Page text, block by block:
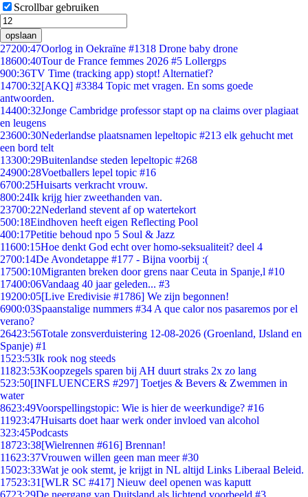
Scrollbar gebruiken
opslaan
27200:47Oorlog in Oekraïne #1318 Drone baby drone
18600:40Tour de France femmes 2026 #5 Lollergps
900:36TV Time (tracking app) stopt! Alternatief?
14700:32[AKQ] #3384 Topic met vragen. En soms goede
antwoorden.
14400:32Jonge Cambridge professor stapt op na claims over plagiaat
en leugens
23600:30Nederlandse plaatsnamen lepeltopic #213 elk gehucht met
een bord telt
13300:29Buitenlandse steden lepeltopic #268
24900:28Voetballers lepel topic #16
6700:25Huisarts verkracht vrouw.
800:24Ik krijg hier zweethanden van.
23700:22Nederland stevent af op watertekort
500:18Eindhoven heeft eigen Reflecting Pool
400:17Petitie behoud npo 5 Soul & Jazz
11600:15Hoe denkt God echt over homo-seksualiteit? deel 4
2700:14De Avondetappe #177 - Bijna voorbij :(
17500:10Migranten breken door grens naar Ceuta in Spanje,l #10
17400:06Vandaag 40 jaar geleden... #3
19200:05[Live Eredivisie #1786] We zijn begonnen!
6900:03Spaanstalige nummers #34 A que calor nos pasaremos por el
verano?
26423:56Totale zonsverduistering 12-08-2026 (Groenland, IJsland en
Spanje) #1
1523:53Ik rook nog steeds
11823:53Koopzegels sparen bij AH duurt straks 2x zo lang
523:50[INFLUENCERS #297] Toetjes & Bevers & Zwemmen in
water
8623:49Voorspellingstopic: Wie is hier de weerkundige? #16
11923:47Huisarts doet haar werk onder invloed van alcohol
323:45Podcasts
18723:38[Wielrennen #616] Brennan!
11623:37Vrouwen willen geen man meer #30
15023:33Wat je ook stemt, je krijgt in NL altijd Links Liberaal Beleid.
17523:31 [WLR SC #417] Nieuw deel openen was kaputt
6723:29De neergang van Duitsland als lichtend voorbeeld #3